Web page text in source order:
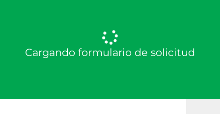
Cargando formulario de solicitud